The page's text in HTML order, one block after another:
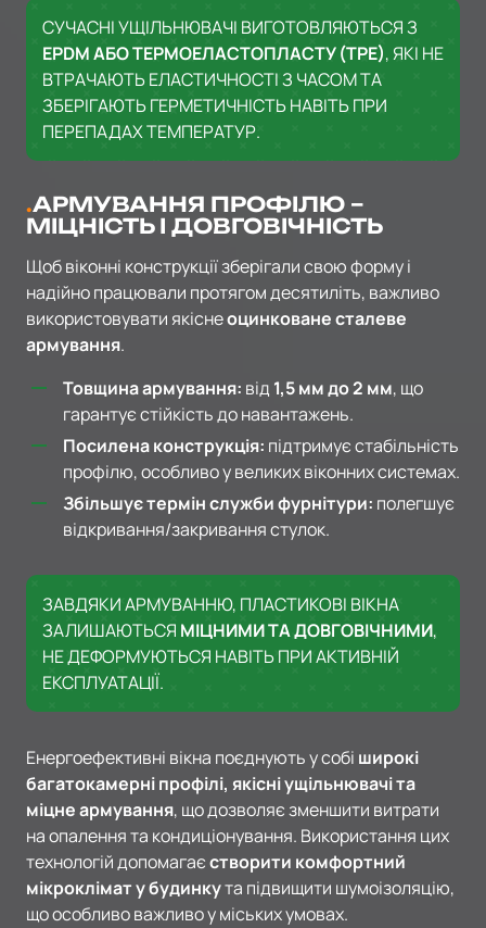
СУЧАСНІ УЩІЛЬНЮВАЧІ ВИГОТОВЛЯЮТЬСЯ З
EPDM АБО ТЕРМОЕЛАСТОПЛАСТУ (ТРЕ), ЯКІ НЕ
ВТРАЧАЮТЬ ЕЛАСТИЧНОСТІ З ЧАСОМ ТА
ЗБЕРІГАЮТЬ ГЕРМЕТИЧНІСТЬ НАВІТЬ ПРИ
ПЕРЕПАДАХ ТЕМПЕРАТУР.
АРМУВАННЯ ПРОФІЛЮ –
МІЦНІСТЬ І ДОВГОВІЧНІСТЬ
Щоб віконні конструкції зберігали свою форму і
надійно працювали протягом десятиліть, важливо
використовувати якіснеоцинковане сталеве
армування.
Товщина армування: від 1,5 мм до 2 мм, що
гарантує стійкість до навантажень.
Посилена конструкція: підтримує стабільність
профілю, особливо у великих віконних системах.
Збільшує термін служби фурнітури: полегшує
відкривання/закривання стулок.
ЗАВДЯКИ АРМУВАННЮ, ПЛАСТИКОВІ ВІКНА
ЗАЛИШАЮТЬСЯ МІЦНИМИ ТА ДОВГОВІЧНИМИ,
НЕ ДЕФОРМУЮТЬСЯ НАВІТЬ ПРИ АКТИВНІЙ
ЕКСПЛУАТАЦІЇ.
Енергоефективні вікна поєднують у собі широкі
багатокамерні профілі, якісні ущільнювачі та
міцне армування, що дозволяє зменшити витрати
на опалення та кондиціонування. Використання цих
технологій допомагаєстворити комфортний
мікроклімат у будинкута підвищити шумоізоляцію,
що особливо важливо у міських умовах.